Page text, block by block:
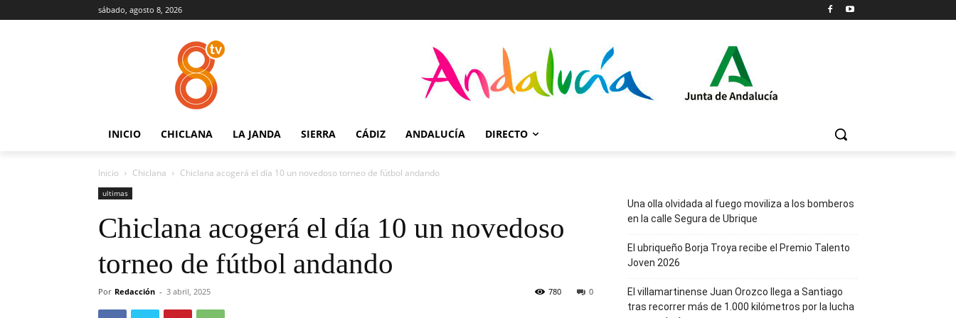
sábado, agosto 8, 2026
INICIO CHICLANA LA JANDA SIERRA CÁDIZ ANDALUCÍA DIRECTO
Inicio Chiclana Chiclana acogerá el día 10 un novedoso torneo de fútbol andando
ultimas
Chiclana acogerá el día 10 un novedoso
torneo de fútbol andando
Por Redacción - 3 abril, 2025 0
780
Una olla olvidada al fuego moviliza a los bomberos
en la calle Segura de Ubrique
El ubriqueño Borja Troya recibe el Premio Talento
Joven 2026
El villamartinense Juan Orozco llega a Santiago
tras recorrer más de 1.000 kilómetros por la lucha